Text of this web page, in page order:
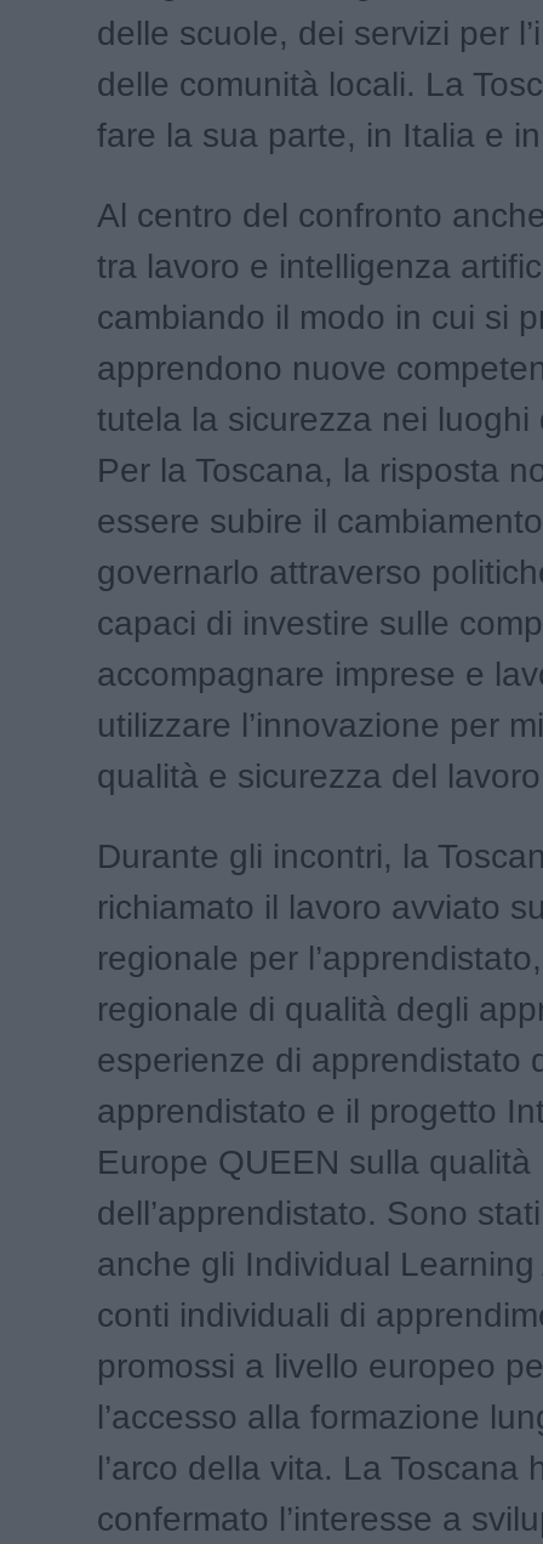
delle scuole, dei servizi per
delle comunità locali. La
fare la sua parte, in Italia e
Al centro del confronto
tra lavoro e intelligenza
cambiando il modo in cui si
apprendono nuove
tutela la sicurezza nei luoghi
Per la Toscana, la risposta
essere subire il
governarlo attraverso
capaci di investire sulle
accompagnare imprese e
utilizzare l’innovazione per
qualità e sicurezza del
Durante gli incontri, la
richiamato il lavoro avviato
regionale per
regionale di qualità degli
esperienze di apprendistato
apprendistato e il progetto
Europe QUEEN sulla qualità
dell’apprendistato. Sono
anche gli Individual
conti individuali di
promossi a livello europeo
l’accesso alla formazione
l’arco della vita. La Toscana
confermato l’interesse a